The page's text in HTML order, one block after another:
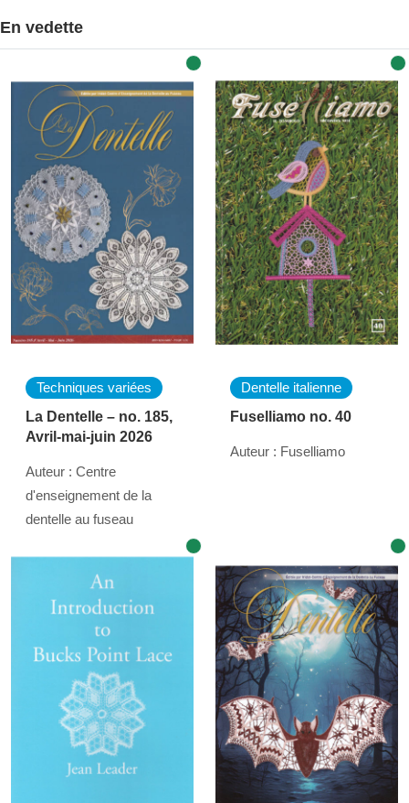
En vedette
Techniques variées
La Dentelle – no. 185,
Avril-mai-juin 2026
Auteur : Centre
d'enseignement de la
dentelle au fuseau
Dentelle italienne
Fuselliamo no. 40
Auteur : Fuselliamo